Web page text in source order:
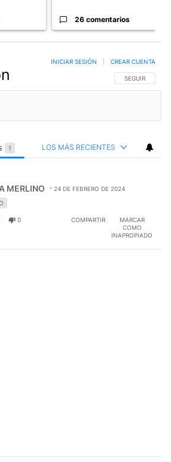
26 comentarios
SIGA ESTA
SEGUIR
INICIAR SESIÓN CREAR CUENTA
1 LOS MÁS RECIENTES
MERLINO 24 DE FEBRERO DE 2024
0 COMPARTIR
MARCAR
COMO
INAPROPIADO